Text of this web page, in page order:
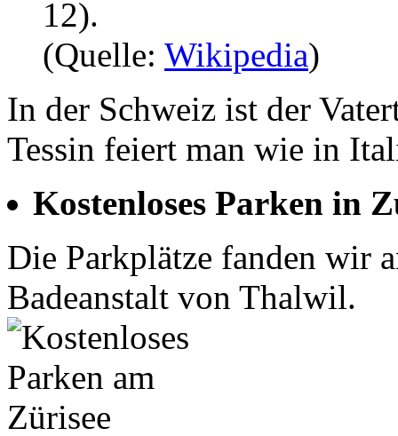
12).
(Quelle: Wikipedia)
In der Schweiz ist der
Tessin feiert man wie in
Kostenloses Parken in
Die Parkplätze fanden wir
Badeanstalt von Thalwil.